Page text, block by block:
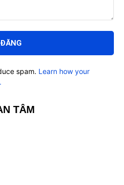
spam. Learn how your
TÂM